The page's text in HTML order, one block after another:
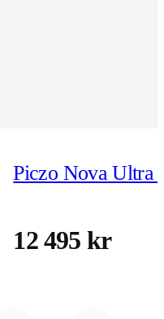
Piczo Nova Ultra
12 495 kr